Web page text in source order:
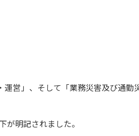
営」、そして「業務災害及び通勤
が明記されました。